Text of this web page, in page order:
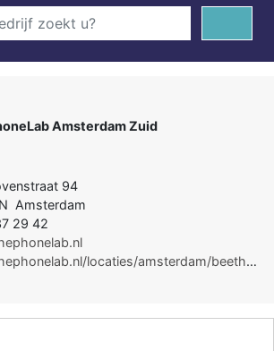
Amsterdam Zuid
94
Amsterdam
29 42
https://thephonelab.nl/locaties/amsterdam/beethovenstraat/